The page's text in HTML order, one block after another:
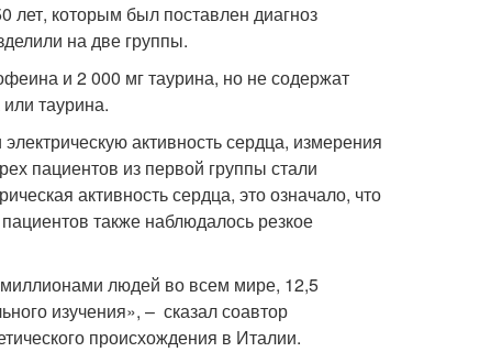
лет, которым был поставлен диагноз
на две группы.
и 2 000 мг таурина, но не содержат
таурина.
активность сердца, измерения
пациентов из первой группы стали
активность сердца, это означало, что
также наблюдалось резкое
миллионами людей во всем мире, 12,5
изучения», – сказал соавтор
происхождения в Италии.